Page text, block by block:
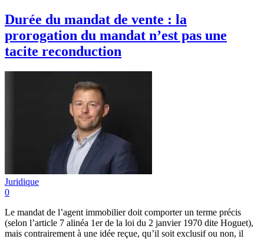
Durée du mandat de vente : la
prorogation du mandat n’est pas une
tacite reconduction
Juridique
0
Le mandat de l’agent immobilier doit comporter un terme précis
(selon l’article 7 alinéa 1er de la loi du 2 janvier 1970 dite Hoguet),
mais contrairement à une idée reçue, qu’il soit exclusif ou non, il